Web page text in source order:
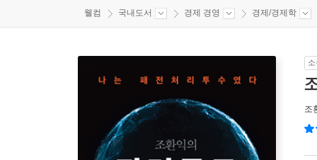
웰컴 국내도서 경제 경영 경제/경제학
조